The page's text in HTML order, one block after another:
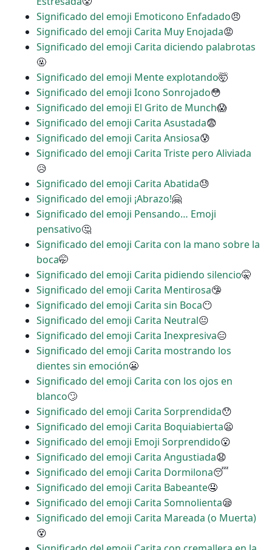
Significado del emoji Emoticono Enfadado😠
Significado del emoji Carita Muy Enojada😡
Significado del emoji Carita diciendo palabrotas
🤬
Significado del emoji Mente explotando🤯
Significado del emoji Icono Sonrojado😳
Significado del emoji El Grito de Munch😱
Significado del emoji Carita Asustada😨
Significado del emoji Carita Ansiosa😰
Significado del emoji Carita Triste pero Aliviada
😥
Significado del emoji Carita Abatida😓
Significado del emoji ¡Abrazo!🤗
Significado del emoji Pensando… Emoji
pensativo🤔
Significado del emoji Carita con la mano sobre la
boca🤭
Significado del emoji Carita pidiendo silencio🤫
Significado del emoji Carita Mentirosa🤥
Significado del emoji Carita sin Boca😶
Significado del emoji Carita Neutral😐
Significado del emoji Carita Inexpresiva😑
Significado del emoji Carita mostrando los
dientes sin emoción😬
Significado del emoji Carita con los ojos en
blanco🙄
Significado del emoji Carita Sorprendida😯
Significado del emoji Carita Boquiabierta😦
Significado del emoji Emoji Sorprendido😮
Significado del emoji Carita Angustiada😧
Significado del emoji Carita Dormilona😴
Significado del emoji Carita Babeante🤤
Significado del emoji Carita Somnolienta😪
Significado del emoji Carita Mareada (o Muerta)
😵